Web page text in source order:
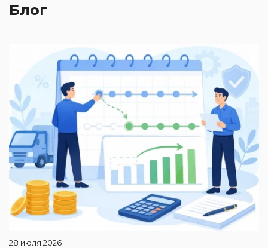
Блог
28 июля 2026